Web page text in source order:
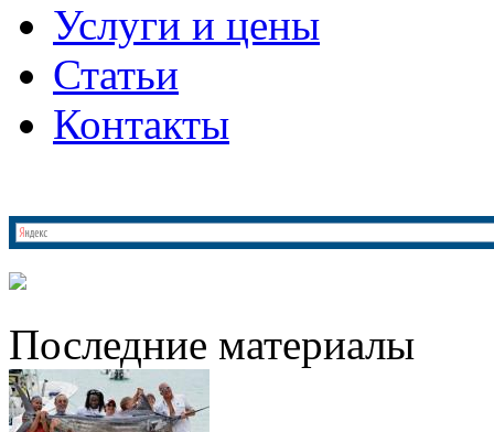
Услуги и цены
Статьи
Контакты
Последние материалы